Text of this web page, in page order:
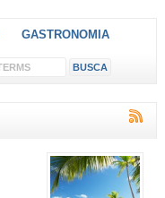
GASTRONOMIA